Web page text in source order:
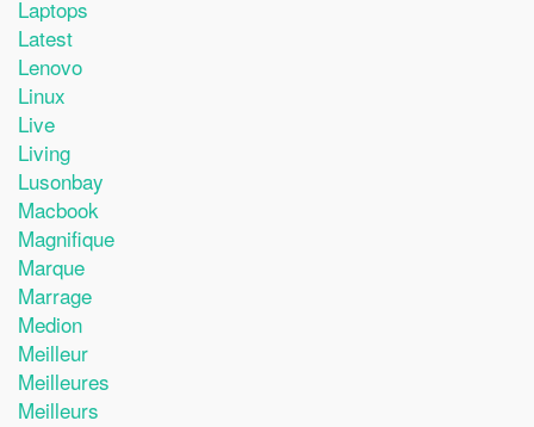
Laptops
Latest
Lenovo
Linux
Live
Living
Lusonbay
Macbook
Magnifique
Marque
Marrage
Medion
Meilleur
Meilleures
Meilleurs